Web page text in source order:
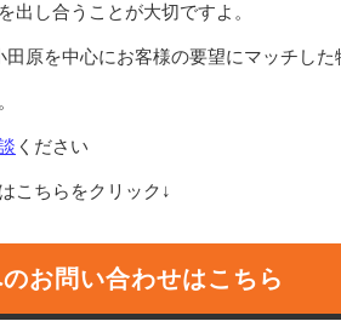
出し合うことが大切ですよ。
田原を中心にお客様の要望にマッチした
ください
こちらをクリック↓
お問い合わせはこちら